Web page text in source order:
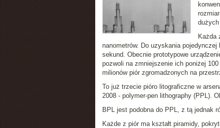
Każda
nanometrów. Do uzyskania pojedynczej
sekund. Obecnie prototypowe
pozwoli na zmniejszenie ich poniżej
milionów piór zgromadzonych na
To już trzecie pióro litograficzne w
2008 - polymer-pen lithography (PPL).
BPL jest podobna do PPL, z tą jednak
Każde z piór ma kształt piramidy,